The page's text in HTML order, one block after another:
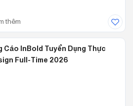
thêm
Cáo InBold Tuyển Dụng Thực
Full-Time 2026